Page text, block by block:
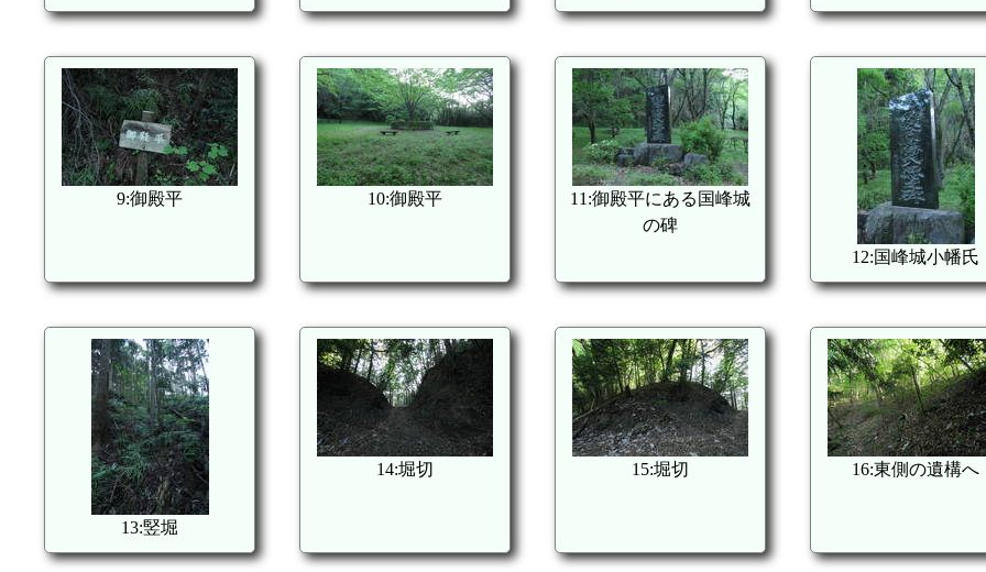
9:御殿平 10:御殿平
11:御殿平にある国峰城
の碑
12:国峰城小幡氏
13:竪堀
14:堀切 15:堀切 16:東側の遺構へ